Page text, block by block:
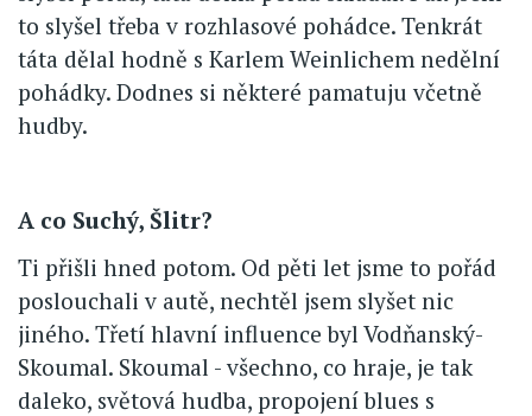
to slyšel třeba v rozhlasové pohádce. Tenkrát
táta dělal hodně s Karlem Weinlichem nedělní
pohádky. Dodnes si některé pamatuju včetně
hudby.
A co Suchý, Šlitr?
Ti přišli hned potom. Od pěti let jsme to pořád
poslouchali v autě, nechtěl jsem slyšet nic
jiného. Třetí hlavní influence byl Vodňanský-
Skoumal. Skoumal - všechno, co hraje, je tak
daleko, světová hudba, propojení blues s